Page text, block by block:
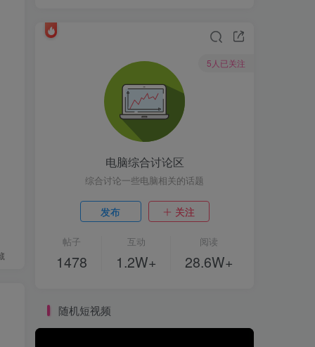
5人已关注
电脑综合讨论区
综合讨论一些电脑相关的话题
发布 关注
帖子
1478
互动
1.2W+
阅读
28.6W+
随机短视频